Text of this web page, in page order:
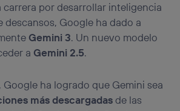
carrera por desarrollar inteligencia
descansos, Google ha dado a
Gemini 3. Un nuevo modelo
a Gemini 2.5.
Google ha logrado que Gemini sea
más descargadasde las